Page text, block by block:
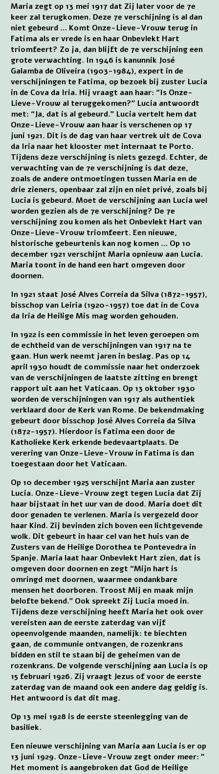
Maria zegt op 13 mei 1917 dat Zij later voor de 7e
keer zal terugkomen. Deze 7e verschijning is al dan
niet gebeurd … Komt Onze-Lieve-Vrouw terug in
Fatima als er vrede is en haar Onbevlekt Hart
triomfeert? Zo ja, dan blijft de 7e verschijning een
grote verwachting. In 1946 is kanunnik José
Galamba de Oliveira (1903-1984), expert in de
verschijningen te Fatima, op bezoek bij zuster Lucia
in de Cova da Iria. Hij vraagt aan haar: “Is Onze-
Lieve-Vrouw al teruggekomen?” Lucia antwoordt
met: “Ja, dat is al gebeurd.” Lucia vertelt hem dat
Onze-Lieve-Vrouw aan haar is verschenen op 17
juni 1921. Dit is de dag van haar vertrek uit de Cova
da Iria naar het klooster met internaat te Porto.
Tijdens deze verschijning is niets gezegd. Echter, de
verwachting van de 7e verschijning is dat deze,
zoals de andere ontmoetingen tussen Maria en de
drie zieners, openbaar zal zijn en niet privé, zoals bij
Lucia is gebeurd. Moet de verschijning aan Lucia wel
worden gezien als de 7e verschijning? De 7e
verschijning zou komen als het Onbevlekt Hart van
Onze-Lieve-Vrouw triomfeert. Een nieuwe,
historische gebeurtenis kan nog komen … Op 10
december 1921 verschijnt Maria opnieuw aan Lucia.
Maria toont in de hand een hart omgeven door
doornen.
In 1921 staat José Alves Correia da Silva (1872-1957),
bisschop van Leiria (1920-1957) toe dat in de Cova
da Iria de Heilige Mis mag worden gehouden.
In 1922 is een commissie in het leven geroepen om
de echtheid van de verschijningen van 1917 na te
gaan. Hun werk neemt jaren in beslag. Pas op 14
april 1930 houdt de commissie naar het onderzoek
van de verschijningen de laatste zitting en brengt
rapport uit aan het Vaticaan. Op 13 oktober 1930
worden de verschijningen van 1917 als authentiek
verklaard door de Kerk van Rome. De bekendmaking
gebeurt door bisschop José Alves Correia da Silva
(1872-1957). Hierdoor is Fatima een door de
Katholieke Kerk erkende bedevaartplaats. De
verering van Onze-Lieve-Vrouw in Fatima is dan
toegestaan door het Vaticaan.
Op 10 december 1925 verschijnt Maria aan zuster
Lucia. Onze-Lieve-Vrouw zegt tegen Lucia dat Zij
haar bijstaat in het uur van de dood. Maria doet dit
door genaden te verlenen. Maria is vergezeld door
haar Kind. Zij bevinden zich boven een lichtgevende
wolk. Dit gebeurt in haar cel van het huis van de
Zusters van de Heilige Dorothea te Pontevedra in
Spanje. Maria laat haar Onbevlekt Hart zien, dat is
omgeven door doornen en zegt “Mijn hart is
omringd met doornen, waarmee ondankbare
mensen het doorboren. Troost Mij en maak mijn
belofte bekend.” Ook spreekt Zij Lucia moed in.
Tijdens deze verschijning heeft Maria het ook over
vereisten aan de eerste zaterdag van vijf
opeenvolgende maanden, namelijk: te biechten
gaan, de communie ontvangen, de rozenkrans
bidden en stil te staan bij de geheimen van de
rozenkrans. De volgende verschijning aan Lucia is op
15 februari 1926. Zij vraagt Jezus of voor de eerste
zaterdag van de maand ook een andere dag geldig is.
Het antwoord is dat dit mag.
Op 13 mei 1928 is de eerste steenlegging van de
basiliek.
Een nieuwe verschijning van Maria aan Lucia is er op
13 juni 1929. Onze-Lieve-Vrouw zegt onder meer: ”
Het moment is aangebroken dat God de Heilige